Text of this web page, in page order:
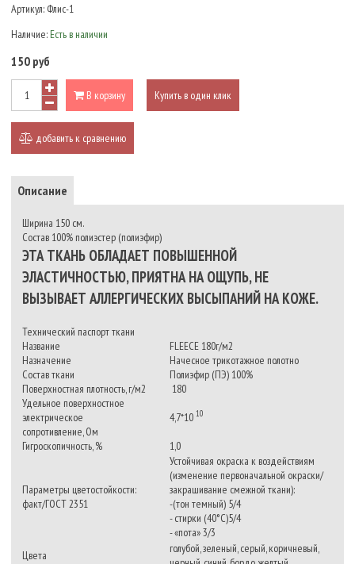
Артикул: Флис-1
Наличие: Есть в наличии
150 руб
В корзину Купить в один клик
добавить к сравнению
Описание
Ширина 150 см.
Состав 100% полиэстер (полиэфир)
ЭТА ТКАНЬ ОБЛАДАЕТ ПОВЫШЕННОЙ
ЭЛАСТИЧНОСТЬЮ, ПРИЯТНА НА ОЩУПЬ, НЕ
ВЫЗЫВАЕТ АЛЛЕРГИЧЕСКИХ ВЫСЫПАНИЙ НА КОЖЕ.
Технический паспорт ткани
Название
FLEECE 180г/м2
Назначение
Начесное трикотажное полотно
Состав ткани
Полиэфир (ПЭ) 100%
Поверхностная плотность, г/м2
180
Удельное поверхностное
электрическое
сопротивление, Ом
4,7*10 10
Гигроскопичность, % 1,0
Параметры цветостойкости:
факт/ГОСТ 2351
Устойчивая окраска к воздействиям
(изменение первоначальной окраски/
закрашивание смежной ткани):
-(тон темный) 5/4
- стирки (40°С)5/4
- «пота» 3/3
Цвета
голубой, зеленый, серый, коричневый,